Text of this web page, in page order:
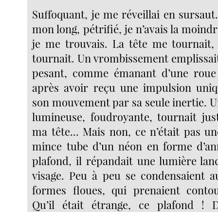
Suffoquant, je me réveillai en
mon long, pétrifié, je n’avais la
je me trouvais. La tête me tournait,
tournait. Un vrombissement
pesant, comme émanant d’une
après avoir reçu une impulsion
son mouvement par sa seule inertie.
lumineuse, foudroyante, tournait
ma tête... Mais non, ce n’était pas
mince tube d’un néon en forme
plafond, il répandait une lumière
visage. Peu à peu se condensaient
formes floues, qui prenaient
Qu’il était étrange, ce plafond !